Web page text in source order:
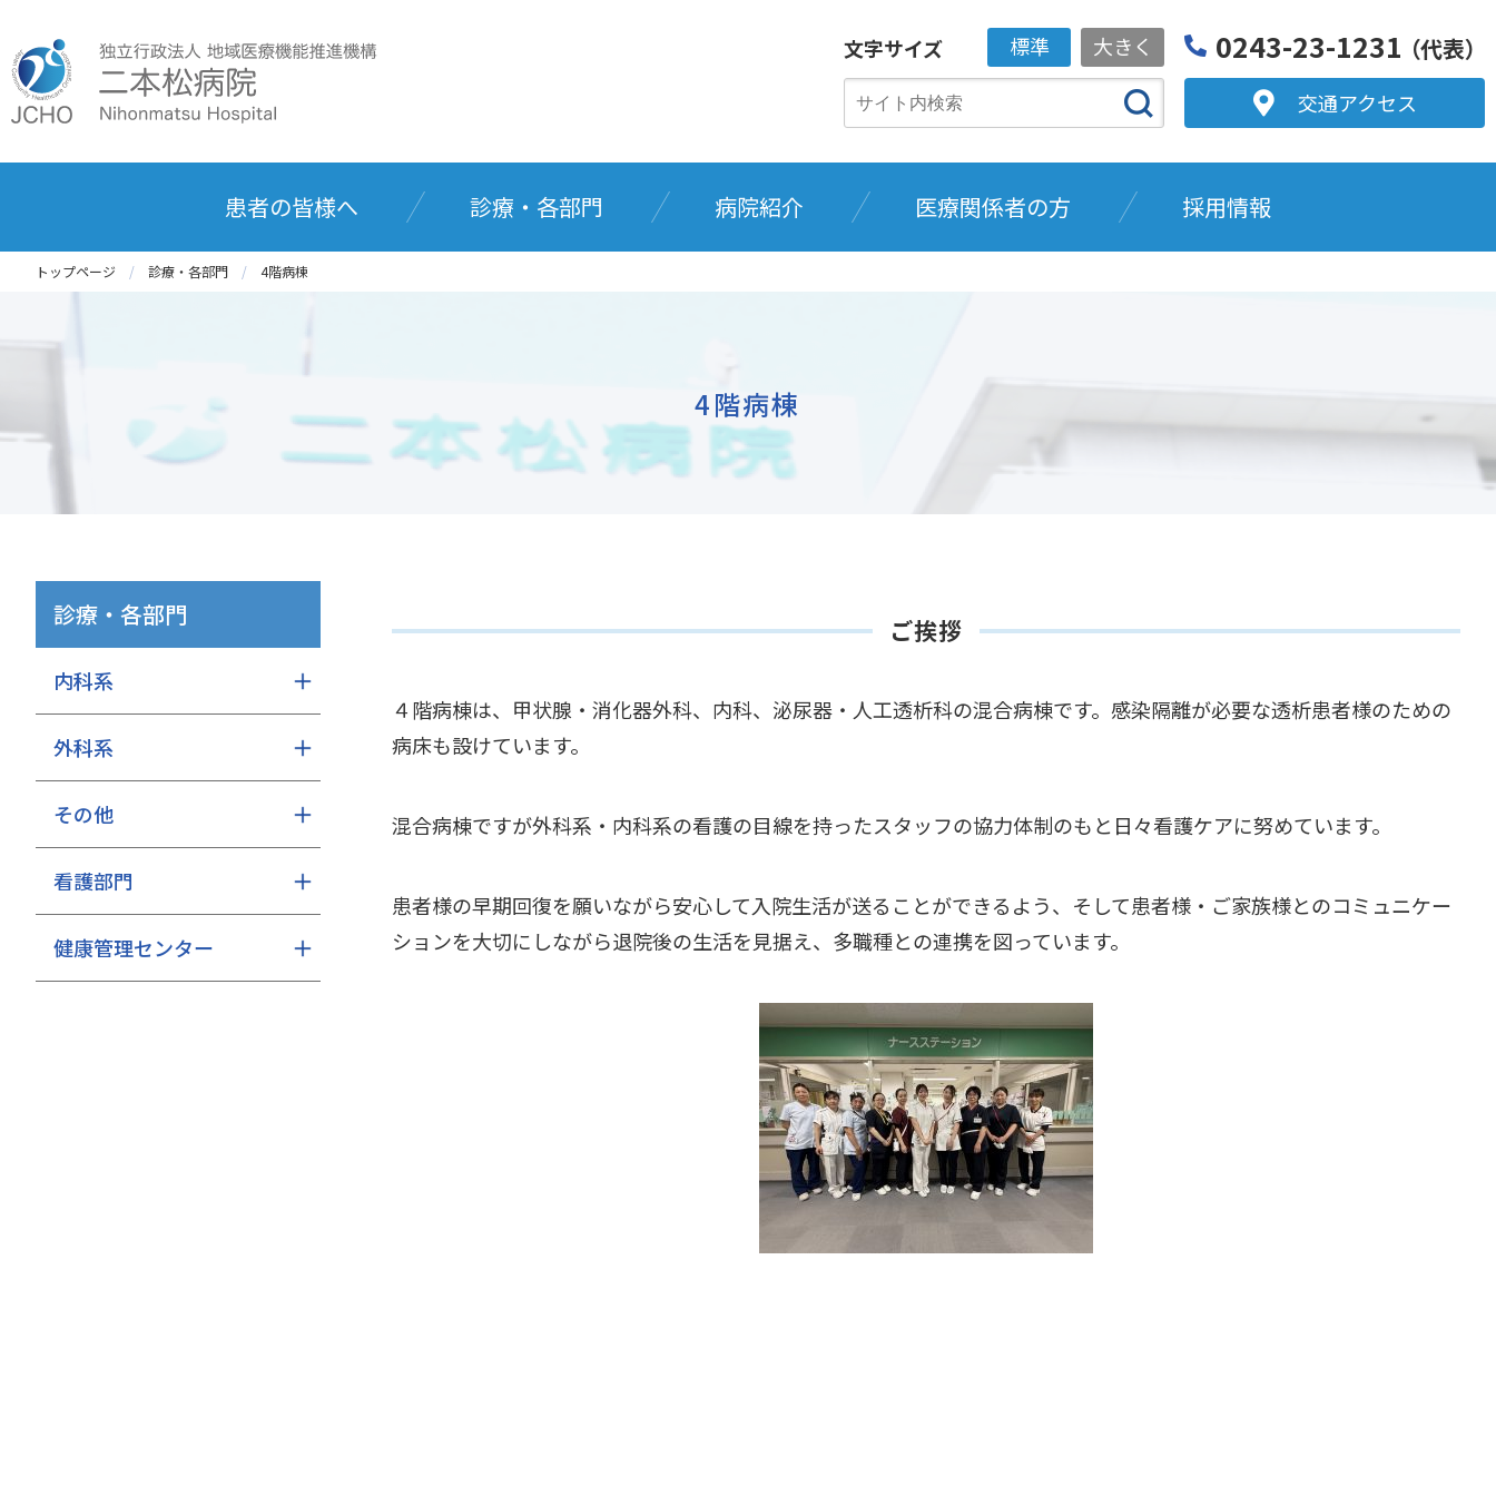
文字サイズ 標準 大きく 0243-23-1231 （代表）
交通アクセス
患者の皆様へ 診療・各部門 病院紹介 医療関係者の方 採用情報
トップページ 診療・各部門 4階病棟
4階病棟
診療・各部門
内科系
外科系
その他
看護部門
健康管理センター
ご挨拶
４階病棟は、甲状腺・消化器外科、内科、泌尿器・人工透析科の混合病棟です。感染隔離が必要な透析患者様のための
病床も設けています。
混合病棟ですが外科系・内科系の看護の目線を持ったスタッフの協力体制のもと日々看護ケアに努めています。
患者様の早期回復を願いながら安心して入院生活が送ることができるよう、そして患者様・ご家族様とのコミュニケー
ションを大切にしながら退院後の生活を見据え、多職種との連携を図っています。